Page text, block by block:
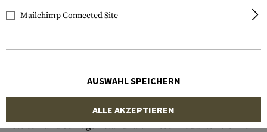
Kommunikationsgeräten, die speziell entwickelt
wurden, um den Benutzer vor lauten Geräuschen zu
schützen, während er gleichzeitig den Belastungen von
Stößen und Schlägen standhält. Diese Produkte zeichnen
Mailchimp Connected Site
AUSWAHL SPEICHERN
ALLE AKZEPTIEREN